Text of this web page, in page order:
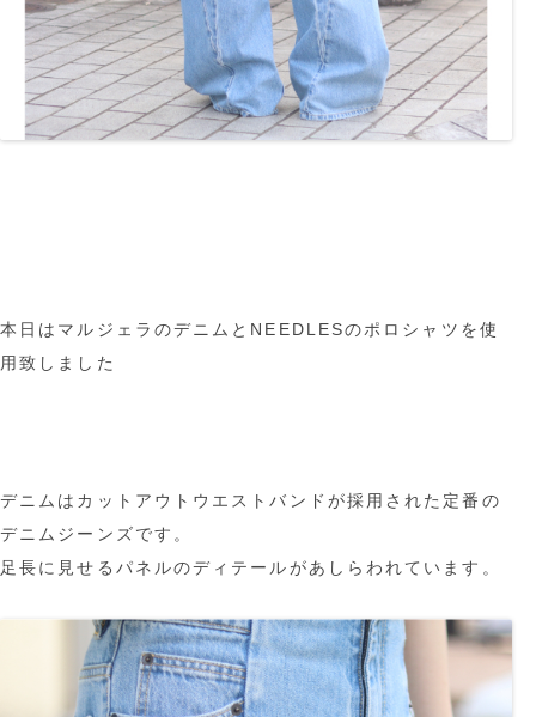
本日はマルジェラのデニムとNEEDLESのポロシャツを使
用致しました
デニムはカットアウトウエストバンドが採用された定番の
デニムジーンズです。
足長に見せるパネルのディテールがあしらわれています。